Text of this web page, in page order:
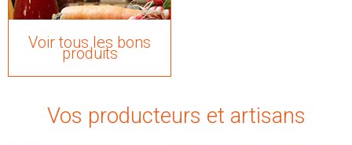
Voir tous les bons
produits
Vos producteurs et artisans